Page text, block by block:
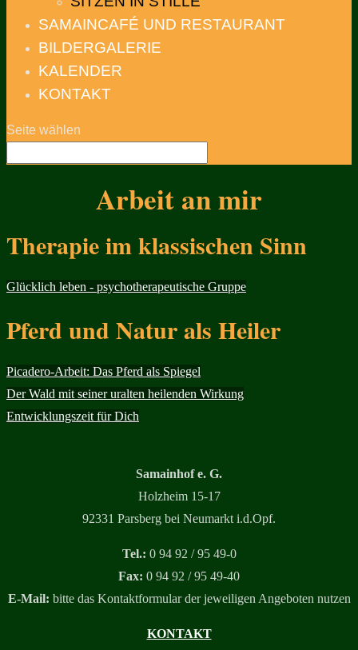
SAMAINCAFÉ UND RESTAURANT
BILDERGALERIE
KALENDER
KONTAKT
Seite wählen
Arbeit an mir
Therapie im klassischen Sinn
Glücklich leben - psychotherapeutische Gruppe
Pferd und Natur als Heiler
Picadero-Arbeit: Das Pferd als Spiegel
Der Wald mit seiner uralten heilenden Wirkung
Entwicklungszeit für Dich
Samainhof e. G.
Holzheim 15-17
92331 Parsberg bei Neumarkt i.d.Opf.
Tel.: 0 94 92 / 95 49-0
Fax: 0 94 92 / 95 49-40
E-Mail: bitte das Kontaktformular der jeweiligen Angeboten nutzen
KONTAKT